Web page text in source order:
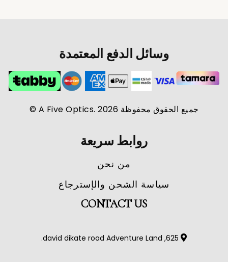
وسائل الدفع المعتمدة
جميع الحقوق محفوظة A Five Optics. 2026 ©
روابط سريعة
من نحن
سياسة الشحن والإسترجاع
CONTACT US
625, david dikate road Adventure Land.